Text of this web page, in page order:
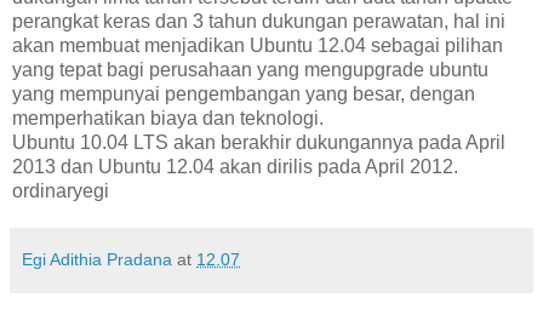
perangkat keras dan 3 tahun dukungan perawatan, hal ini
akan membuat menjadikan Ubuntu 12.04 sebagai pilihan
yang tepat bagi perusahaan yang mengupgrade ubuntu
yang mempunyai pengembangan yang besar, dengan
memperhatikan biaya dan teknologi.
Ubuntu 10.04 LTS akan berakhir dukungannya pada April
2013 dan Ubuntu 12.04 akan dirilis pada April 2012.
ordinaryegi
Egi Adithia Pradana at 12.07